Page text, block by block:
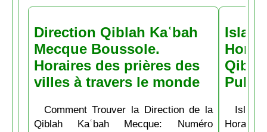
Direction Qiblah Kaʿbah
Mecque Boussole.
Horaires des prières des
villes à travers le monde
Comment Trouver la Direction de la
Qiblah Kaʿbah Mecque: Numéro
Pubs